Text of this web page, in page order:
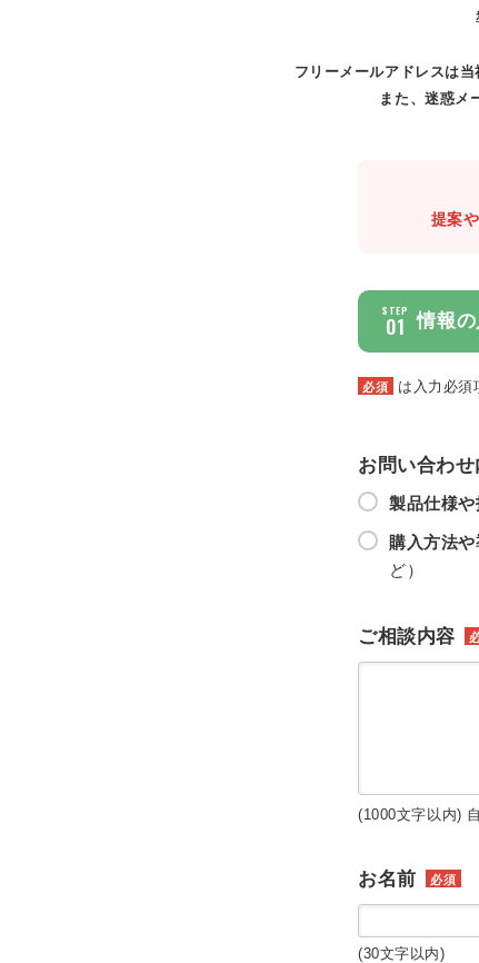
フリーメールアドレスは
また、迷惑メ
提案
STEP
01 情報の
必須 は入力必須
お問い合わせ
製品仕様
購入方法
ど）
ご相談内容
(1000文字以内)
お名前 必須
(30文字以内)